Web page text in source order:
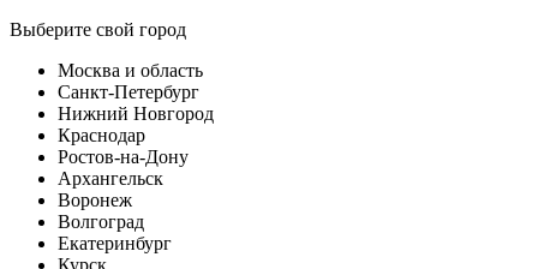
Выберите свой город
Москва и область
Санкт-Петербург
Нижний Новгород
Краснодар
Ростов-на-Дону
Архангельск
Воронеж
Волгоград
Екатеринбург
Курск